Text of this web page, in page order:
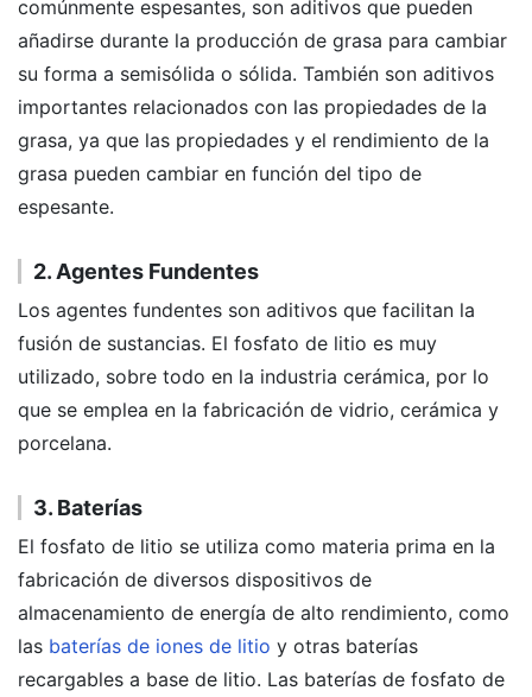
comúnmente espesantes, son aditivos que pueden
añadirse durante la producción de grasa para cambiar
su forma a semisólida o sólida. También son aditivos
importantes relacionados con las propiedades de la
grasa, ya que las propiedades y el rendimiento de la
grasa pueden cambiar en función del tipo de
espesante.
2. Agentes Fundentes
Los agentes fundentes son aditivos que facilitan la
fusión de sustancias. El fosfato de litio es muy
utilizado, sobre todo en la industria cerámica, por lo
que se emplea en la fabricación de vidrio, cerámica y
porcelana.
3. Baterías
El fosfato de litio se utiliza como materia prima en la
fabricación de diversos dispositivos de
almacenamiento de energía de alto rendimiento, como
las baterías de iones de litio y otras baterías
recargables a base de litio. Las baterías de fosfato de